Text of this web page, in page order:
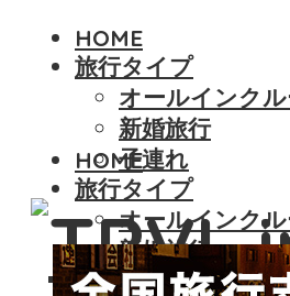
HOME
旅行タイプ
オールインク
新婚旅行
子連れ
HOME
旅行タイプ
オールインク
新婚旅行
子連れ